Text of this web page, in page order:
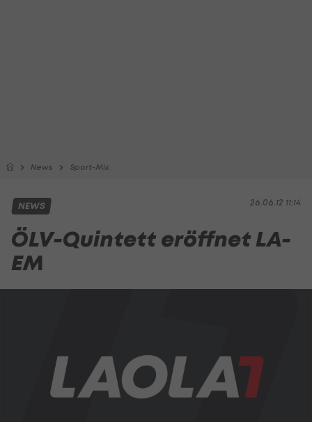
News Sport-Mix
26.06.12 11:14
NEWS
ÖLV-Quintett eröffnet LA-
EM